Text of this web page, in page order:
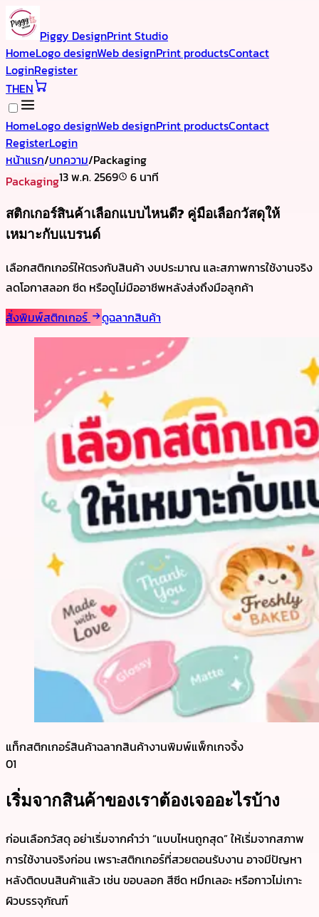
Piggy DesignPrint Studio
HomeLogo designWeb designPrint productsContact
LoginRegister
THEN
HomeLogo designWeb designPrint productsContact
RegisterLogin
หน้าแรก/บทความ/Packaging
Packaging13 พ.ค. 2569 6 นาที
สติกเกอร์สินค้าเลือกแบบไหนดี? คู่มือเลือกวัสดุให้
เหมาะกับแบรนด์
เลือกสติกเกอร์ให้ตรงกับสินค้า งบประมาณ และสภาพการใช้งานจริง
ลดโอกาสลอก ซีด หรือดูไม่มืออาชีพหลังส่งถึงมือลูกค้า
สั่งพิมพ์สติกเกอร์
ดูฉลากสินค้า
แท็กสติกเกอร์สินค้าฉลากสินค้างานพิมพ์แพ็กเกจจิ้ง
01
เริ่มจากสินค้าของเราต้องเจออะไรบ้าง
ก่อนเลือกวัสดุ อย่าเริ่มจากคำว่า “แบบไหนถูกสุด” ให้เริ่มจากสภาพ
การใช้งานจริงก่อน เพราะสติกเกอร์ที่สวยตอนรับงาน อาจมีปัญหา
หลังติดบนสินค้าแล้ว เช่น ขอบลอก สีซีด หมึกเลอะ หรือกาวไม่เกาะ
ผิวบรรจุภัณฑ์